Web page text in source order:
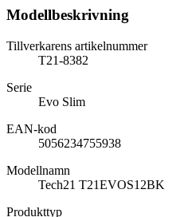
Modellbeskrivning
Tillverkarens artikelnummer
T21-8382
Serie
Evo Slim
EAN-kod
5056234755938
Modellnamn
Tech21 T21EVOS12BK
Produkttyp